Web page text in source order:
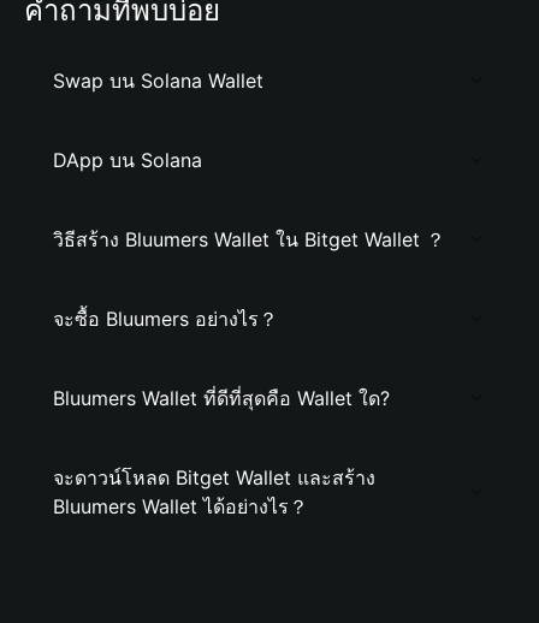
คำถามที่พบบ่อย
Swap บน Solana Wallet
DApp บน Solana
วิธีสร้าง Bluumers Wallet ใน Bitget Wallet ？
จะซื้อ Bluumers อย่างไร？
Bluumers Wallet ที่ดีที่สุดคือ Wallet ใด?
จะดาวน์โหลด Bitget Wallet และสร้าง
Bluumers Wallet ได้อย่างไร？